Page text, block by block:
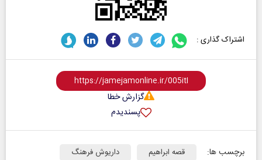
اشتراک گذاری :
گزارش خطا
پسندیدم
برچسب ها: قصه‌ ابراهیم
داریوش فرهنگ